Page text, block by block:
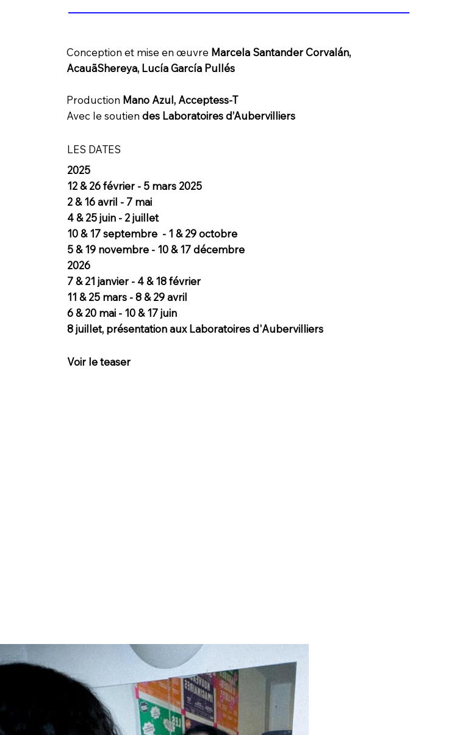
Conception et mise en œuvre Marcela Santander Corvalán,
AcauãShereya, Lucía García Pullés
Production Mano Azul, Acceptess-T
Avec le soutiendes Laboratoires d’Aubervilliers
LES DATES
2025
12 & 26 février - 5 mars 2025
2 & 16 avril - 7 mai
4 & 25 juin - 2 juillet
10 & 17 septembre - 1 & 29 octobre
5 & 19 novembre - 10 & 17 décembre
2026
7 & 21 janvier - 4 & 18 février
11 & 25 mars - 8 & 29 avril
6 & 20 mai - 10 & 17 juin
8 juillet, présentation aux Laboratoires d'Aubervilliers
Voir le teaser